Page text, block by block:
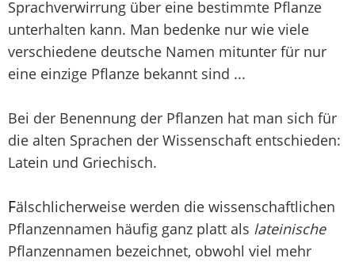
Sprachverwirrung über eine bestimmte Pflanze
unterhalten kann. Man bedenke nur wie viele
verschiedene deutsche Namen mitunter für nur
eine einzige Pflanze bekannt sind ...
Bei der Benennung der Pflanzen hat man sich für
die alten Sprachen der Wissenschaft entschieden:
Latein und Griechisch.
Fälschlicherweise werden die wissenschaftlichen
Pflanzennamen häufig ganz platt als lateinische
Pflanzennamen bezeichnet, obwohl viel mehr